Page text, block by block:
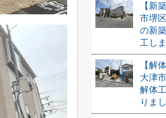
【新
市堺
の新
工し
【解
大津
解体
りま